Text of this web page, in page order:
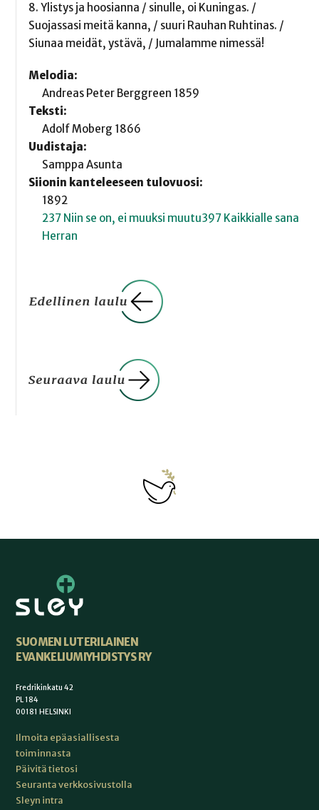
8. Ylistys ja hoosianna / sinulle, oi Kuningas. /
Suojassasi meitä kanna, / suuri Rauhan Ruhtinas. /
Siunaa meidät, ystävä, / Jumalamme nimessä!
Melodia:
Andreas Peter Berggreen 1859
Teksti:
Adolf Moberg 1866
Uudistaja:
Samppa Asunta
Siionin kanteleeseen tulovuosi:
1892
237 Niin se on, ei muuksi muutu397 Kaikkialle sana
Herran
SUOMEN LUTERILAINEN
EVANKELIUMIYHDISTYS RY
Fredrikinkatu 42
PL 184
00181 HELSINKI
Ilmoita epäasiallisesta
toiminnasta
Päivitä tietosi
Seuranta verkkosivustolla
Sleyn intra